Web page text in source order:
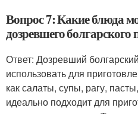
Вопрос 7: Какие блюда
дозревшего болгарского
Ответ: Дозревший
использовать для
как салаты, супы, рагу,
идеально подходит для